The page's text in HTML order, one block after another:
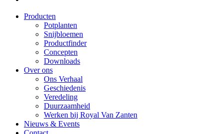
Producten
Potplanten
Snijbloemen
Productfinder
Concepten
Downloads
Over ons
Ons Verhaal
Geschiedenis
Veredeling
Duurzaamheid
Werken bij Royal Van Zanten
Nieuws & Events